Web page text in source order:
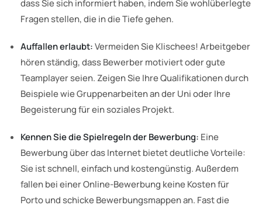
dass Sie sich informiert haben, indem Sie wohlüberlegte
Fragen stellen, die in die Tiefe gehen.
Auffallen erlaubt:Vermeiden Sie Klischees! Arbeitgeber
hören ständig, dass Bewerber motiviert oder gute
Teamplayer seien. Zeigen Sie Ihre Qualifikationen durch
Beispiele wie Gruppenarbeiten an der Uni oder Ihre
Begeisterung für ein soziales Projekt.
Kennen Sie die Spielregeln der Bewerbung: Eine
Bewerbung über das Internet bietet deutliche Vorteile:
Sie ist schnell, einfach und kostengünstig. Außerdem
fallen bei einer Online-Bewerbung keine Kosten für
Porto und schicke Bewerbungsmappen an. Fast die